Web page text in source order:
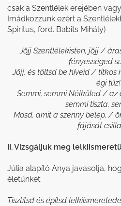
csak a Szentlélek erejében
Imádkozzunk ezért a
Spiritus, ford. Babits Mihály)
Jöjj Szentlélekisten, jöjj /
fényességed
Jöjj, és töltsd be híveid / titkos
égi tűz!
Semmi, semmi Nélküled /
semmi tiszta,
Mosd, amit a szenny belep, /
fájását
II. Vizsgáljuk meg
Júlia alapító Anya javasolja,
életünket:
Tisztítsd és építsd